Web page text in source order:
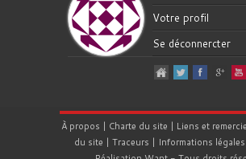
Votre profil
Se déconnercter
À propos | Charte du site | Liens et
du site | Traceurs | Informations légales